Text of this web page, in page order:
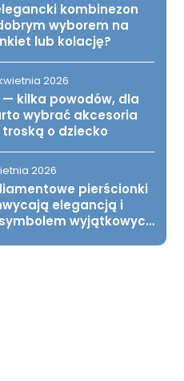
kombinezon
wyborem na
lub kolację?
2026
— kilka powodów, dla
wybrać akcesoria
o dziecko
2026
pierścionki
elegancją i
wyjątkowych